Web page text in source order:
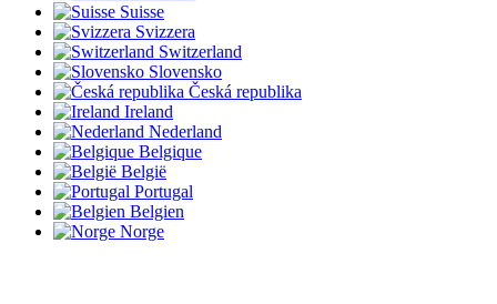
Suisse
Svizzera
Switzerland
Slovensko
Česká republika
Ireland
Nederland
Belgique
België
Portugal
Belgien
Norge